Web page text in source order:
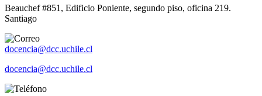
Beauchef #851, Edificio Poniente, segundo piso, oficina 219.
Santiago
docencia@dcc.uchile.cl
docencia@dcc.uchile.cl